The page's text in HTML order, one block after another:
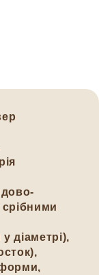
срібними
діаметрі),
форми,